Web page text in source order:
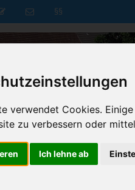
verwendet Cookies.
zu verbessern oder
Ich lehne ab
§§
B30 neu